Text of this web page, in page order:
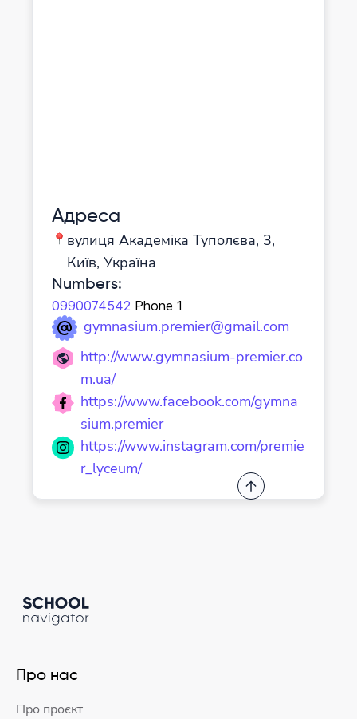
Адреса
вулиця Академіка Туполєва, 3,
Київ, Україна
Numbers:
0990074542 Phone 1
gymnasium.premier@gmail.com
http://www.gymnasium-premier.co
m.ua/
https://www.facebook.com/gymna
sium.premier
https://www.instagram.com/premie
r_lyceum/
Про нас
Про проєкт